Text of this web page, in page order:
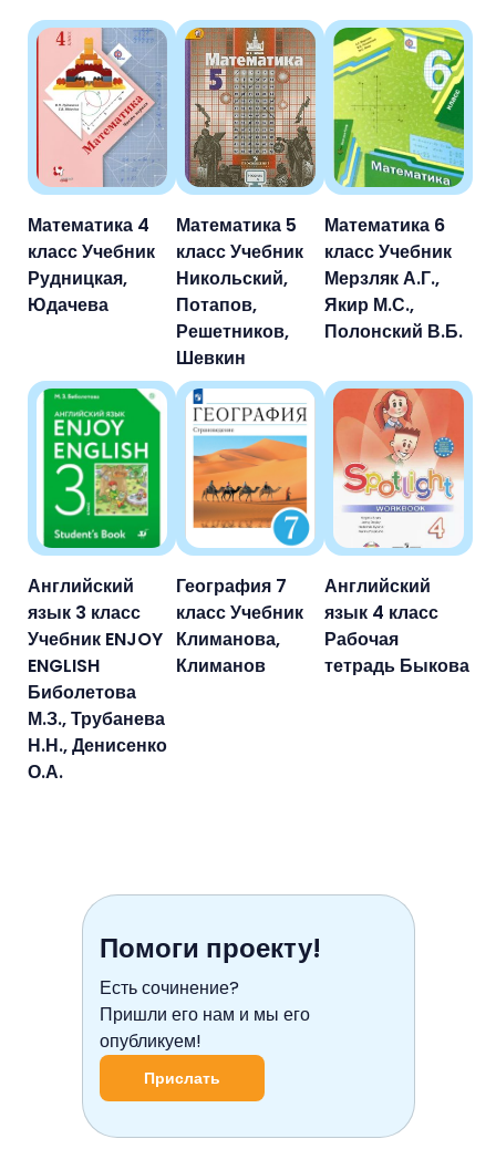
Математика 4
класс Учебник
Рудницкая,
Юдачева
Математика 5
класс Учебник
Никольский,
Потапов,
Решетников,
Шевкин
Математика 6
класс Учебник
Мерзляк А.Г.,
Якир М.С.,
Полонский В.Б.
Английский
язык 3 класс
Учебник ENJOY
ENGLISH
Биболетова
М.З., Трубанева
Н.Н., Денисенко
О.А.
География 7
класс Учебник
Климанова,
Климанов
Английский
язык 4 класс
Рабочая
тетрадь Быкова
Помоги проекту!
Есть сочинение?
Пришли его нам и мы его
опубликуем!
Прислать